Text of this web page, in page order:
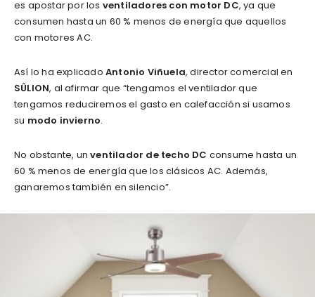
es apostar por los ventiladores con motor DC, ya que
consumen hasta un 60 % menos de energía que aquellos
con motores AC.
Así lo ha explicado Antonio Viñuela, director comercial en
SÛLION, al afirmar que “tengamos el ventilador que
tengamos reduciremos el gasto en calefacción si usamos
su modo invierno.
No obstante, unventilador de techo DC consume hasta un
60 % menos de energía que los clásicos AC. Además,
ganaremos también en silencio”.